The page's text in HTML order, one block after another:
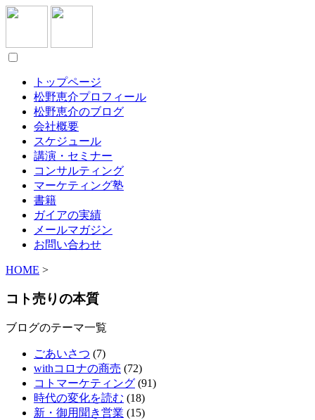
トップページ
松野恵介プロフィール
松野恵介のブログ
会社概要
スケジュール
講演・セミナー
コンサルティング
マーケティング塾
書籍
ガイアの実績
メールマガジン
お問い合わせ
HOME >
コト売りの本質
ブログのテーマ一覧
ごあいさつ (7)
withコロナの商売 (72)
コトマーケティング (91)
時代の変化を読む (18)
新・御用聞き営業 (15)